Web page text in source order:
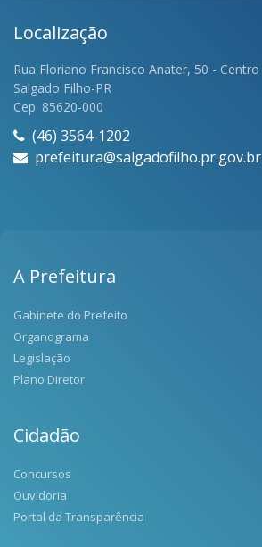
Localização
Rua Floriano Francisco Anater, 50 - Centro
Salgado Filho-PR
Cep: 85620-000
(46) 3564-1202
prefeitura@salgadofilho.pr.gov.br
A Prefeitura
Gabinete do Prefeito
Organograma
Legislação
Plano Diretor
Cidadão
Concursos
Ouvidoria
Portal da Transparência